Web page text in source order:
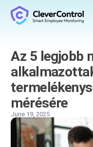
Az 5 legjobb
mérésére
June 19, 2025